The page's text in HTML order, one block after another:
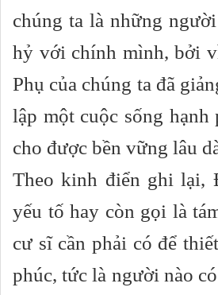
chúng ta là những
hỷ với chính mình, bởi
Phụ của chúng ta đã
lập một cuộc sống
cho được bền vững lâu
Theo kinh điển ghi lại,
yếu tố hay còn gọi là
cư sĩ cần phải có để
phúc, tức là người nào